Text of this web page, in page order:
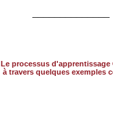
Le processus d'apprentissage
à travers quelques exemples